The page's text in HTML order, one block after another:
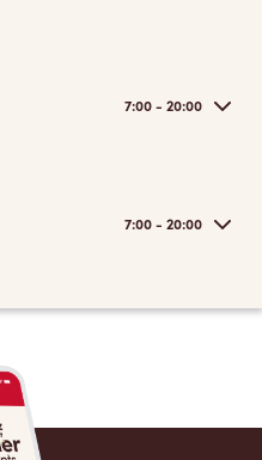
7:00 - 20:00
7:00 - 20:00